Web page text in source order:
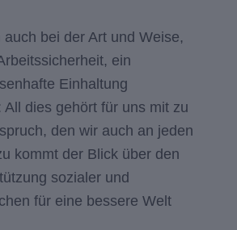
bei der Art und Weise,
ein
Einhaltung
dies gehört für uns mit zu
den wir auch an jeden
kommt der Blick über den
sozialer und
für eine bessere Welt